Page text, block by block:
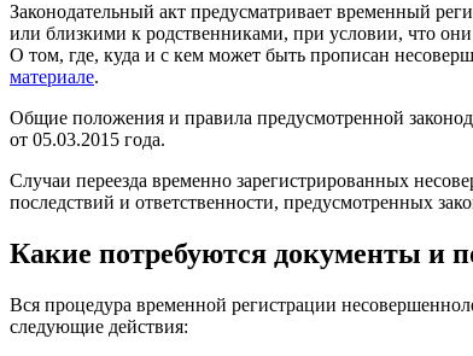
Законодательный акт предусматривает временный
или близкими к родственниками, при условии, что
О том, где, куда и с кем может быть прописан
материале.
Общие положения и правила предусмотренной
от 05.03.2015 года.
Случаи переезда временно зарегистрированных
последствий и ответственности, предусмотренных
Какие потребуются документы и
Вся процедура временной регистрации
следующие действия: